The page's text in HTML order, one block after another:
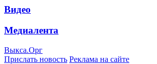
Видео
Медиалента
Выкса.Орг
Прислать новость Реклама на сайте